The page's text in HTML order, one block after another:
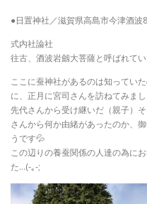
●日置神社／滋賀県高島市今津酒波
式内社論社
往古、酒波岩劔大菩薩と呼ばれてい
ここに蚕神社があるのは知ってい
に、正月に宮司さんを訪ねてみま
先代さんから受け継いだ（親子）
さんから何か由緒があったのか、
うです💦
この辺りの養蚕関係の人達の為に
た…(-｡-;